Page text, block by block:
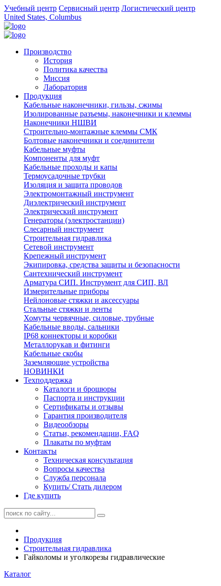
Учебный центр Сервисный центр Логистический центр
United States, Columbus
Производство
История
Политика качества
Миссия
Лаборатория
Продукция
Кабельные наконечники, гильзы, сжимы
Изолированные разъемы, наконечники и клеммы
Наконечники НШВИ
Строительно-монтажные клеммы СМК
Болтовые наконечники и соединители
Кабельные муфты
Компоненты для муфт
Кабельные проходы и капы
Термоусадочные трубки
Изоляция и защита проводов
Электромонтажный инструмент
Диэлектрический инструмент
Электрический инструмент
Генераторы (электростанции)
Слесарный инструмент
Строительная гидравлика
Сетевой инструмент
Крепежный инструмент
Экипировка, средства защиты и безопасности
Сантехнический инструмент
Арматура СИП. Инструмент для СИП, ВЛ
Измерительные приборы
Нейлоновые стяжки и аксессуары
Стальные стяжки и ленты
Хомуты червячные, силовые, трубные
Кабельные вводы, сальники
IP68 коннекторы и коробки
Металлорукав и фитинги
Кабельные скобы
Заземляющие устройства
НОВИНКИ
Техподдержка
Каталоги и брошюры
Паспорта и инструкции
Сертификаты и отзывы
Гарантия производителя
Видеообзоры
Статьи, рекомендации, FAQ
Плакаты по муфтам
Контакты
Техническая консультация
Вопросы качества
Служба персонала
Купить/ Стать дилером
Где купить
Продукция
Строительная гидравлика
Гайколомы и уголкорезы гидравлические
Каталог